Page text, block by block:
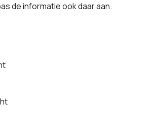
de informatie ook daar aan.